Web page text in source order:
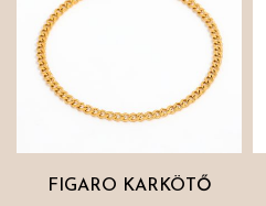
FIGARO KARKÖTŐ